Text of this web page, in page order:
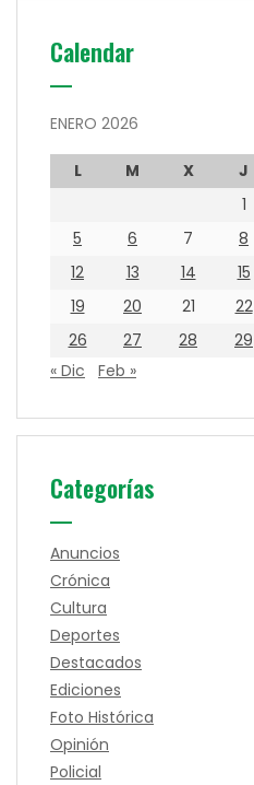
Calendar
ENERO 2026
L M X J
1
5
6 7 8
12
13 14 15
19
20 21 22
26
27 28 29
« Dic
Feb »
Categorías
Anuncios
Crónica
Cultura
Deportes
Destacados
Ediciones
Foto Histórica
Opinión
Policial